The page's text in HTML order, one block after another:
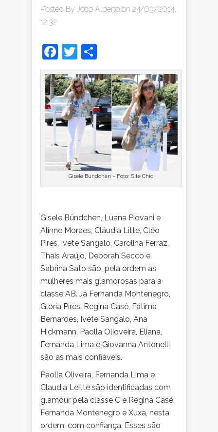
Posted By João Alberto on 24/03/2014,
12:32
Facebook
Twitter
Gisele Bundchen – Foto: Site Chic
Gisele Bündchen, Luana Piovani e
Alinne Moraes, Cláudia Litte, Cléo
Pires, Ivete Sangalo, Carolina Ferraz,
Thais Araújo, Deborah Secco e
Sabrina Sato são, pela ordem as
mulheres mais glamorosas para a
classe AB. Já Fernanda Montenegro,
Gloria Pires, Regina Casé, Fátima
Bernardes, Ivete Sangalo, Ana
Hickmann, Paolla Olioveira, Eliana,
Fernanda Lima e Giovanna Antonelli
são as mais confiáveis.
Paolla Oliveira, Fernanda Lima e
Claudia Leitte são identificadas com
glamour pela classe C e Regina Casé,
Fernanda Montenegro e Xuxa, nesta
ordem, com confiança. Esses são